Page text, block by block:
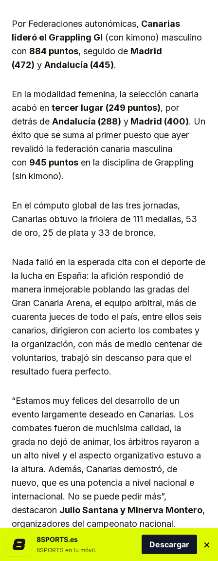
Por Federaciones autonómicas, Canarias
lideró el Grappling GI (con kimono) masculino
con 884 puntos, seguido de Madrid
(472) y Andalucía (445).
En la modalidad femenina, la selección canaria
acabó en tercer lugar (249 puntos), por
detrás de Andalucía (288) y Madrid (400). Un
éxito que se suma al primer puesto que ayer
revalidó la federación canaria masculina
con 945 puntos en la disciplina de Grappling
(sin kimono).
En el cómputo global de las tres jornadas,
Canarias obtuvo la friolera de 111 medallas, 53
de oro, 25 de plata y 33 de bronce.
Nada falló en la esperada cita con el deporte de
la lucha en España: la afición respondió de
manera inmejorable poblando las gradas del
Gran Canaria Arena, el equipo arbitral, más de
cuarenta jueces de todo el país, entre ellos seis
canarios, dirigieron con acierto los combates y
la organización, con más de medio centenar de
voluntarios, trabajó sin descanso para que el
resultado fuera perfecto.
“Estamos muy felices del desarrollo de un
evento largamente deseado en Canarias. Los
combates fueron de muchísima calidad, la
grada no dejó de animar, los árbitros rayaron a
un alto nivel y el aspecto organizativo estuvo a
la altura. Además, Canarias demostró, de
nuevo, que es una potencia a nivel nacional e
internacional. No se puede pedir más”,
destacaron Julio Santana y Minerva Montero,
organizadores del campeonato nacional.
El evento coronó a más de 150 campeones y
8SPORTS.es
8SPORTS en tu móvil.
Descargar ×